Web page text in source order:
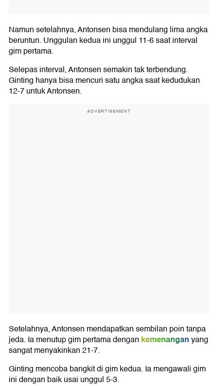
Namun setelahnya, Antonsen bisa mendulang lima angka
beruntun. Unggulan kedua ini unggul 11-6 saat interval
gim pertama.
Selepas interval, Antonsen semakin tak terbendung.
Ginting hanya bisa mencuri satu angka saat kedudukan
12-7 untuk Antonsen.
ADVERTISEMENT
Setelahnya, Antonsen mendapatkan sembilan poin tanpa
jeda. Ia menutup gim pertama dengan kemenanganyang
sangat menyakinkan 21-7.
Ginting mencoba bangkit di gim kedua. Ia mengawali gim
ini dengan baik usai unggul 5-3.